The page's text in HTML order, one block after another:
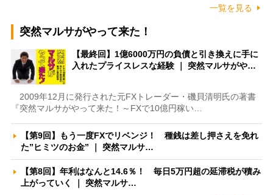
一覧を見る
突然マルサがやって来た！
【最終回】1億6000万円の負債と引き換えに手に
入れたプライスレスな経験 ｜ 突然マルサがや…
2009年12月に発行された元FXトレーダー・磯貝清明氏の著書
『突然マルサがやって来た！～FXで10億円稼い…
【第9回】もう一度FXでリベンジ！ 種銭は差し押さえを免れ
た”ヒミツのお金” ｜ 突然マルサ…
【第8回】年利はなんと14.6％！ 毎日5万円超の延滞税が積み
上がっていく ｜ 突然マルサ…